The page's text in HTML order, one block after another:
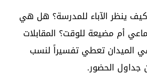
كيف ينظر الآباء للمدرسة؟ هل هي
أم مضيعة للوقت؟ المقابلات
في الميدان تعطي تفسيراً لنسب
جداول الحضور.